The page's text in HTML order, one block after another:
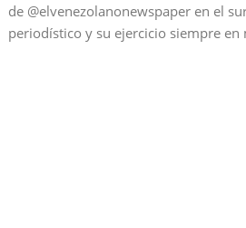
de @elvenezolanonewspaper en el
periodístico y su ejercicio siempre